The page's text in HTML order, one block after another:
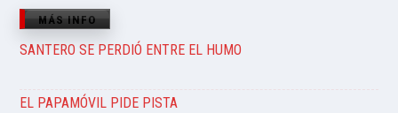
MÁS INFO
SANTERO SE PERDIÓ ENTRE EL HUMO
EL PAPAMÓVIL PIDE PISTA